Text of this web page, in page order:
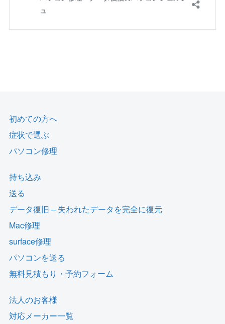
初めての方へ
症状で選ぶ
パソコン修理
持ち込み
送る
データ復旧 – 失われたデータを完全に復元
Mac修理
surface修理
パソコンを送る
無料見積もり・予約フォーム
法人のお客様
対応メーカー一覧